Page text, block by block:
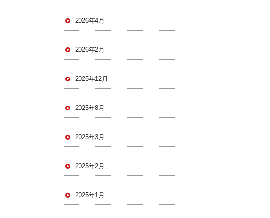
2026年4月
2026年2月
2025年12月
2025年8月
2025年3月
2025年2月
2025年1月